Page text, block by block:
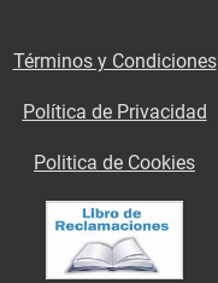
Términos y Condiciones
Política de Privacidad
Politica de Cookies